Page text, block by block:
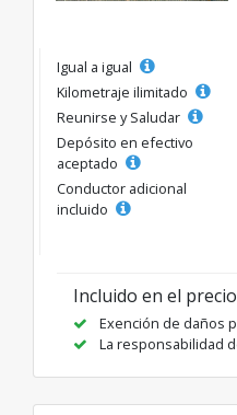
Igual a igual
Kilometraje ilimitado
Reunirse y Saludar
Depósito en efectivo
aceptado
Conductor adicional
incluido
Incluido en el
Exención de daños
La responsabilidad